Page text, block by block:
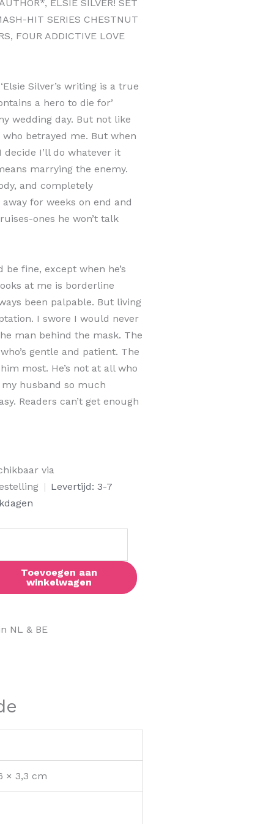
ELSIE SILVER! SET
HIT SERIES CHESTNUT
FOUR ADDICTIVE LOVE
Silver’s writing is a true
a hero to die for’
wedding day. But not like
betrayed me. But when
decide I’ll do whatever it
marrying the enemy.
and completely
for weeks on end and
ones he won’t talk
fine, except when he’s
at me is borderline
been palpable. But living
I swore I would never
man behind the mask. The
gentle and patient. The
most. He’s not at all who
husband so much
Readers can’t get enough
via
| Levertijd: 3-7
Toevoegen aan
winkelwagen
NL & BE
× 3,3 cm